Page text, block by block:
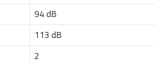
94 dB
113 dB
2